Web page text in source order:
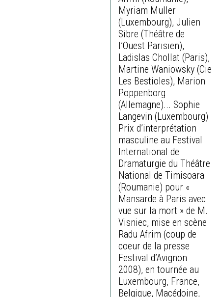
Myriam Muller
(Luxembourg), Julien
Sibre (Théâtre de
l’Ouest Parisien),
Ladislas Chollat (Paris),
Martine Waniowsky (Cie
Les Bestioles), Marion
Poppenborg
(Allemagne)... Sophie
Langevin (Luxembourg)
Prix d’interprétation
masculine au Festival
International de
Dramaturgie du Théâtre
National de Timisoara
(Roumanie) pour «
Mansarde à Paris avec
vue sur la mort » de M.
Visniec, mise en scène
Radu Afrim (coup de
coeur de la presse
Festival d’Avignon
2008), en tournée au
Luxembourg, France,
Belgique, Macédoine,